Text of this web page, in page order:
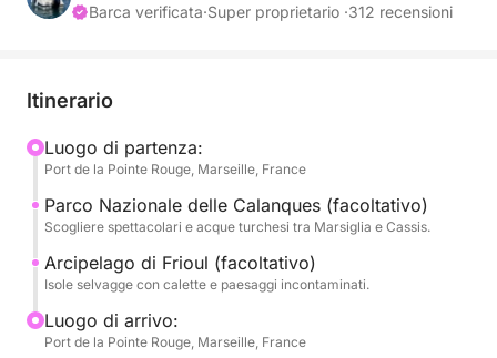
è la dimensione ideale per immergerti
L'imbarcazione è dotata di un frigo portatile per le
SUP (stand-up paddleboard) per esplorare le calette
a ridosso degli scogli. Il tuo skipper multilingue
(francese, inglese, spagnolo) si prenderà cura del
tuo comfort e ti guiderà verso i migliori punti per
nuotare, lontano dal caos cittadino.
Vivi un'avventura indimenticabile tra scogliere
calcaree e acque cristalline.
Barca verificata·Super proprietario ·312 recensioni
Itinerario
Luogo di partenza:
Port de la Pointe Rouge, Marseille, France
Parco Nazionale delle Calanques (facoltativo)
Scogliere spettacolari e acque turchesi tra Marsiglia e Cassis.
Arcipelago di Frioul (facoltativo)
Isole selvagge con calette e paesaggi incontaminati.
Luogo di arrivo:
Port de la Pointe Rouge, Marseille, France